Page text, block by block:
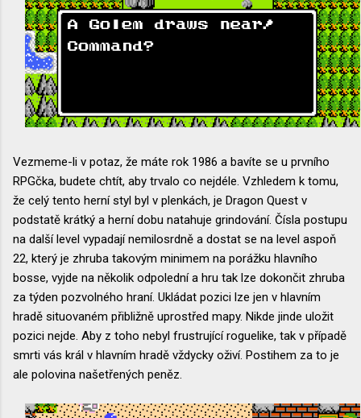
Vezmeme-li v potaz, že máte rok 1986 a bavíte se u prvního
RPGčka, budete chtít, aby trvalo co nejdéle. Vzhledem k tomu,
že celý tento herní styl byl v plenkách, je Dragon Quest v
podstatě krátký a herní dobu natahuje grindování. Čísla postupu
na další level vypadají nemilosrdně a dostat se na level aspoň
22, který je zhruba takovým minimem na porážku hlavního
bosse, vyjde na několik odpolední a hru tak lze dokončit zhruba
za týden pozvolného hraní. Ukládat pozici lze jen v hlavním
hradě situovaném přibližně uprostřed mapy. Nikde jinde uložit
pozici nejde. Aby z toho nebyl frustrující roguelike, tak v případě
smrti vás král v hlavním hradě vždycky oživí. Postihem za to je
ale polovina našetřených peněz.